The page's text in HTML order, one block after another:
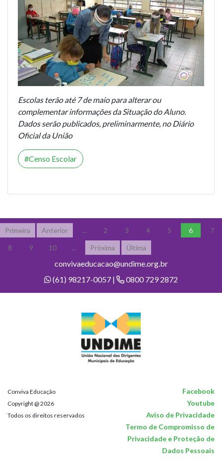
Escolas terão até 7 de maio para alterar ou
complementar informações da Situação do Aluno.
Dados serão publicados, preliminarmente, no Diário
Oficial da União
Censo Escolar
Primeira Anterior ... 2 3 4 5 6 7
8 9 10 ... Próxima Última
convivaeducacao@undime.org.br
(61) 98217-0057 |
0800 729 2872
Conviva Educação Facebook
Copyright @ 2026 Youtube
Todos os direitos reservados
Aviso de Privacidade
Termo de Compromisso de
Privacidade e Proteção de
Dados Pessoais